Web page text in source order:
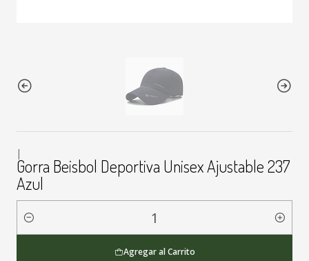
|
Gorra Beisbol Deportiva Unisex Ajustable 237
Azul
Cantidad
Agregar al Carrito